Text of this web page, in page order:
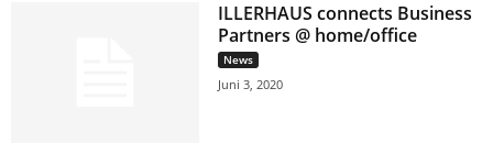
ILLERHAUS connects Business
Partners @ home/office
News
Juni 3, 2020